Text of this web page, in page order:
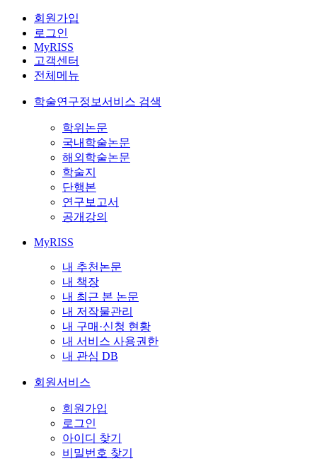
회원가입
로그인
MyRISS
고객센터
전체메뉴
학술연구정보서비스 검색
학위논문
국내학술논문
해외학술논문
학술지
단행본
연구보고서
공개강의
MyRISS
내 추천논문
내 책장
내 최근 본 논문
내 저작물관리
내 구매·신청 현황
내 서비스 사용권한
내 관심 DB
회원서비스
회원가입
로그인
아이디 찾기
비밀번호 찾기